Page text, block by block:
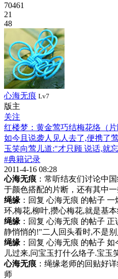
70461
21
48
心海无痕 Lv7
版主
关注
红楼梦：黄金莺巧结梅花络（片
如今且说袭人见人去了,便携了
玉笑向莺儿道:"才只顾 说话,就
#典籍记录
2011-4-16 08:28
心海无痕 ：常听结友们讨论中
于颜色搭配的片断，还有其中
绳缘 ：回复 心海无痕 的帖子
环,梅花,柳叶,攒心梅花,就是基
绳缘 ：回复 心海无痕 的帖子
静悄悄的!"二人回头看时,不是别
绳缘 ：回复 心海无痕 的帖子
儿过来,问宝玉打什么络子.宝玉
心海无痕 ：绳缘老师的回贴好
师